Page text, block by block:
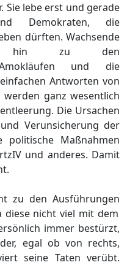
lebe erst und gerade
Demokraten, die
dürften. Wachsende
hin zu den
ufen und die
chen Antworten von
werden ganz wesentlich
Die Ursachen
Verunsicherung der
politische Maßnahmen
und anderes. Damit
zu denAusführungen
diese nicht viel mit dem
nlich immer bestürzt,
egal ob von rechts,
seine Taten verübt.